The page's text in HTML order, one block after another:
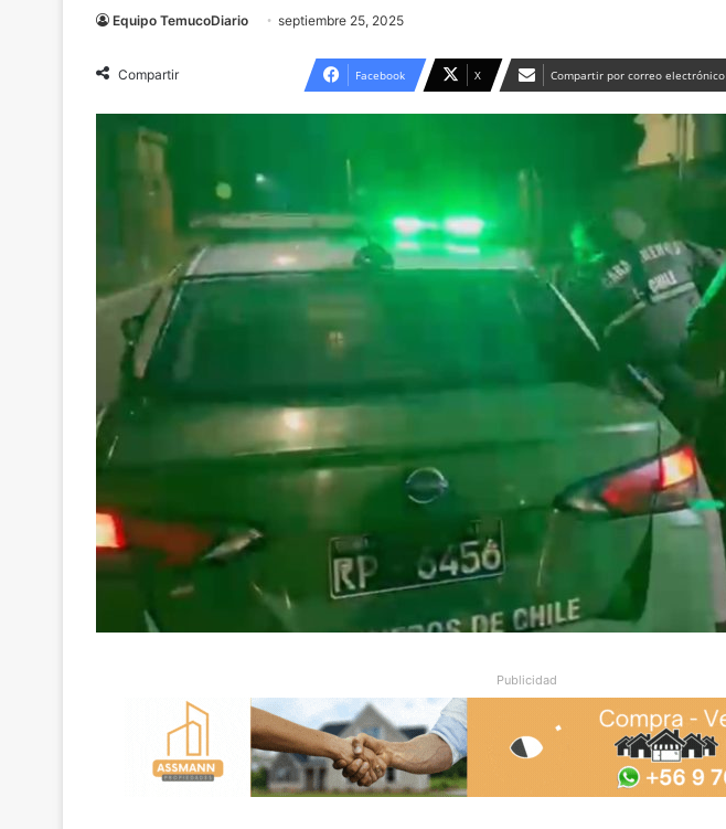
Equipo TemucoDiario septiembre 25, 2025
Compartir Facebook X Compartir por correo electrónico
Publicidad